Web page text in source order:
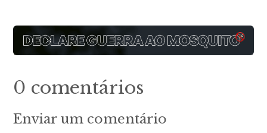
0 comentários
Enviar um comentário